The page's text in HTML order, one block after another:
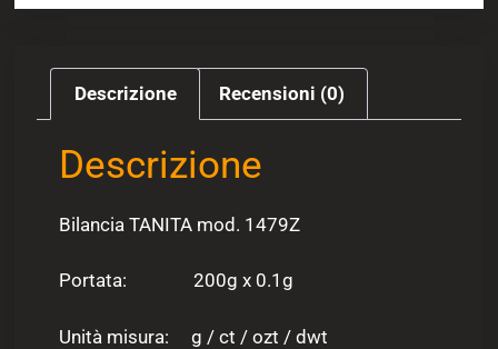
Descrizione Recensioni (0)
Descrizione
Bilancia TANITA mod. 1479Z
Portata: 200g x 0.1g
Unità misura: g / ct / ozt / dwt